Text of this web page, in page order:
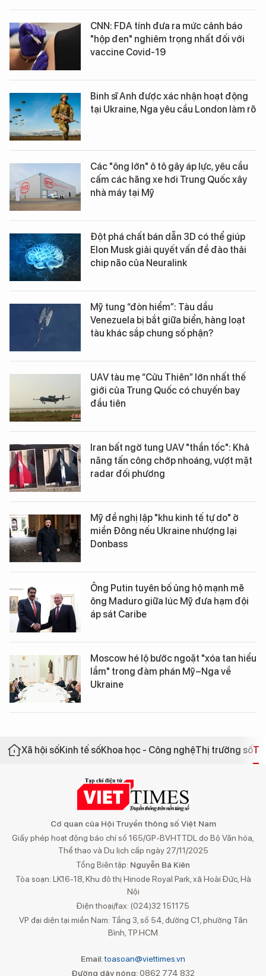
CNN: FDA tính đưa ra mức cảnh báo
"hộp đen" nghiêm trọng nhất đối với
vaccine Covid-19
Binh sĩ Anh được xác nhận hoạt động
tại Ukraine, Nga yêu cầu London làm rõ
Các "ông lớn" ô tô gây áp lực, yêu cầu
cấm các hãng xe hơi Trung Quốc xây
nhà máy tại Mỹ
Đột phá chất bán dẫn 3D có thể giúp
Elon Musk giải quyết vấn đề đào thải
chip não của Neuralink
Mỹ tung “đòn hiểm”: Tàu dầu
Venezuela bị bắt giữa biển, hàng loạt
tàu khác sắp chung số phận?
UAV tàu mẹ “Cửu Thiên” lớn nhất thế
giới của Trung Quốc có chuyến bay
đầu tiên
Iran bất ngờ tung UAV "thần tốc": Khả
năng tấn công chớp nhoáng, vượt mặt
radar đối phương
Mỹ đề nghị lập "khu kinh tế tự do" ở
miền Đông nếu Ukraine nhượng lại
Donbass
Ông Putin tuyên bố ủng hộ mạnh mẽ
ông Maduro giữa lúc Mỹ đưa hạm đội
áp sát Caribe
Moscow hé lộ bước ngoặt "xóa tan hiểu
lầm" trong đàm phán Mỹ–Nga về
Ukraine
Xã hội sốKinh tế sốKhoa học - Công nghệThị trường số
Cơ quan của Hội Truyền thông số Việt Nam
Giấy phép hoạt động báo chí số 165/GP-BVHTTDL do Bộ Văn hóa,
Thể thao và Du lịch cấp ngày 27/11/2025
Tổng Biên tập: Nguyễn Bá Kiên
Tòa soạn: LK16-18, Khu đô thị Hinode Royal Park, xã Hoài Đức, Hà
Nội
Điện thoại/fax: (024)32 151175
VP đại diện tại miền Nam: Tầng 3, số 54, đường C1, phường Tân
Bình, TP.HCM
Email:toasoan@viettimes.vn
Đường dây nóng: 0862 774 832